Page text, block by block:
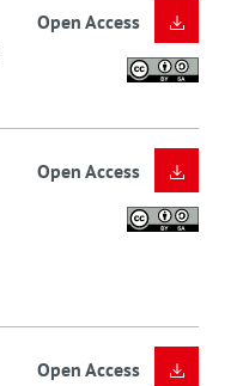
Open Access
Open Access
Open Access